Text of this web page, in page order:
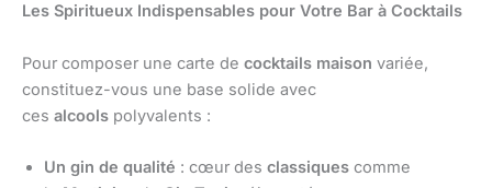
Les Spiritueux Indispensables pour Votre Bar à Cocktails
Pour composer une carte de cocktails maison variée,
constituez-vous une base solide avec
ces alcools polyvalents :
Un gin de qualité : cœur des classiques comme